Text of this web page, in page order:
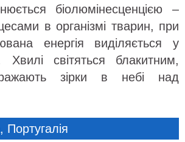
біолюмінесценцією –
в організмі тварин, при
енергія виділяється у
Хвилі світяться блакитним,
зірки в небі над
Португалія